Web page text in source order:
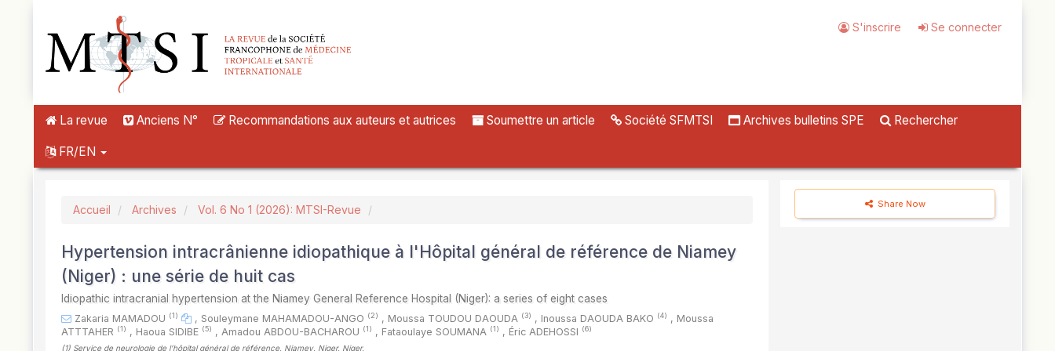
##plugins.themes.novelty.accessible_menu.main_navigation##
##plugins.themes.novelty.accessible_menu.main_content##
##plugins.themes.novelty.accessible_menu.sidebar##
S'inscrire Se connecter
La revue Anciens N° Recommandations aux auteurs et autrices Soumettre un article Société SFMTSI Archives bulletins SPE Rechercher
FR/EN
Accueil Archives Vol. 6 No 1 (2026): MTSI-Revue
Hypertension intracrânienne idiopathique à l'Hôpital général de référence de Niamey
(Niger) : une série de huit cas
Idiopathic intracranial hypertension at the Niamey General Reference Hospital (Niger): a series of eight cases
Zakaria MAMADOU (1) , Souleymane MAHAMADOU-ANGO (2) , Moussa TOUDOU DAOUDA (3) , Inoussa DAOUDA BAKO (4) , Moussa
ATTTAHER (1) , Haoua SIDIBE (5) , Amadou ABDOU-BACHAROU (1) , Fataoulaye SOUMANA (1) , Éric ADEHOSSI (6)
(1) Service de neurologie de l’hôpital général de référence, Niamey, Niger, Niger,
Share Now